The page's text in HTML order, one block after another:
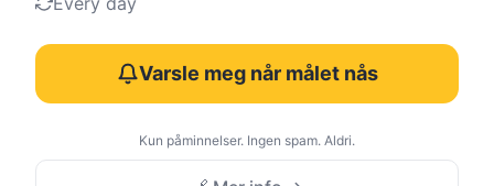
Varsle meg når målet nås
Kun påminnelser. Ingen spam. Aldri.